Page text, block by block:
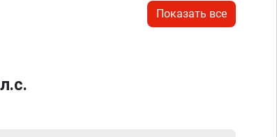
Показать все